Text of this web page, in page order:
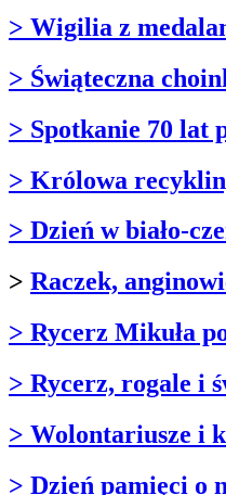
> Wigilia z
> Świąteczna
> Spotkanie 70 lat
> Królowa
> Dzień w biało-
> Raczek,
> Rycerz Mikuła
> Rycerz, rogale i
> Wolontariusze i
> Dzień pamięci o